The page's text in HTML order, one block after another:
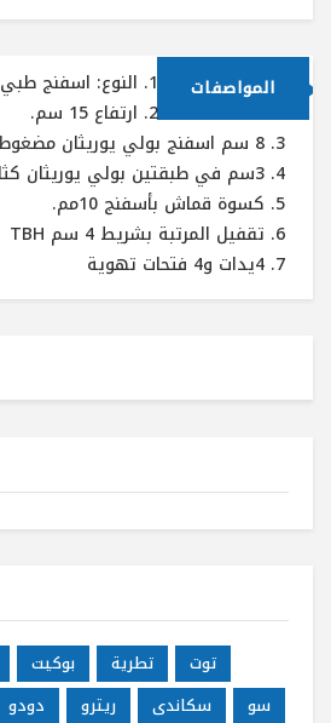
المواصفات
النوع:‏ اسفنج طبي
ارتفاع 15 سم‏.‏
8 سم اسفنج بولي يوريثان مضغوط كثافة 75كجم/م3‏.‏
3سم في طبقتين بولي يوريثان كثافة 25كجم/م3‏.‏
كسوة قماش بأسفنج 10مم‏.‏
تقفيل المرتبة بشريط 4 سم TBH
4يدات و4 فتحات تهوية
بوكيت تطرية
توت
دودو ريترو سكاندى
سو